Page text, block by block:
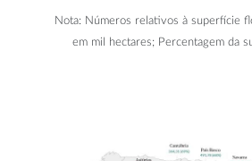
Nota: Números relativos à superfície
em mil hectares; Percentagem da